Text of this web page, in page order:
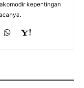
kepentingan